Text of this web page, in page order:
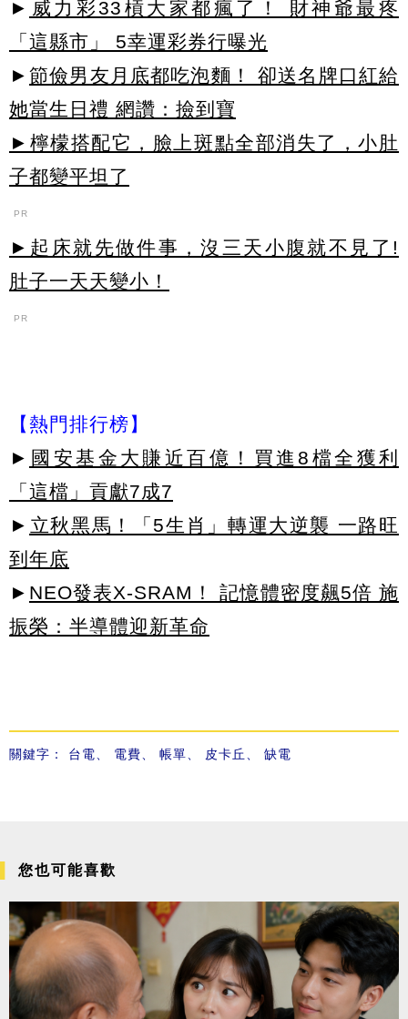
► 威力彩33槓大家都瘋了！ 財神爺最疼
「這縣市」 5幸運彩券行曝光
► 節儉男友月底都吃泡麵！ 卻送名牌口紅給
她當生日禮 網讚：撿到寶
►檸檬搭配它，臉上斑點全部消失了，小肚
子都變平坦了
PR
►起床就先做件事，沒三天小腹就不見了!
肚子一天天變小！
PR
【熱門排行榜】
► 國安基金大賺近百億！買進8檔全獲利
「這檔」貢獻7成7
► 立秋黑馬！「5生肖」轉運大逆襲 一路旺
到年底
► NEO發表X-SRAM！ 記憶體密度飆5倍 施
振榮：半導體迎新革命
關鍵字： 台電 電費 帳單 皮卡丘 缺電
您也可能喜歡